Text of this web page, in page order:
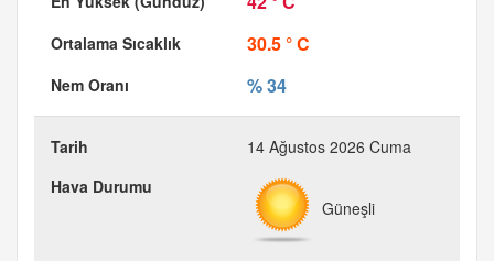
30.5 ° C
% 34
14 Ağustos 2026 Cuma
Güneşli